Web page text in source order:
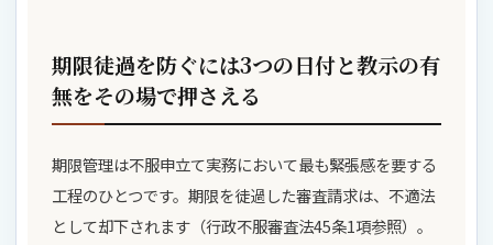
期限徒過を防ぐには3つの日付と教示の有
無をその場で押さえる
期限管理は不服申立て実務において最も緊張感を要する
工程のひとつです。期限を徒過した審査請求は、不適法
として却下されます（行政不服審査法45条1項参照）。